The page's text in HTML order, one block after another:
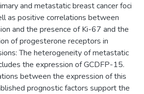
and metastatic breast cancer foci
as positive correlations between
and the presence of Ki-67 and the
of progesterone receptors in
The heterogeneity of metastatic
the expression of GCDFP-15.
between the expression of this
prognostic factors support the